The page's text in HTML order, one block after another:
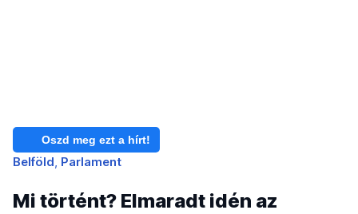
Oszd meg ezt a hírt!
Belföld Parlament
Mi történt? Elmaradt idén az